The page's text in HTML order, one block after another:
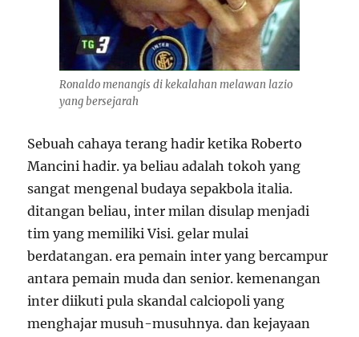
Ronaldo menangis di kekalahan melawan lazio
yang bersejarah
Sebuah cahaya terang hadir ketika Roberto
Mancini hadir. ya beliau adalah tokoh yang
sangat mengenal budaya sepakbola italia.
ditangan beliau, inter milan disulap menjadi
tim yang memiliki Visi. gelar mulai
berdatangan. era pemain inter yang bercampur
antara pemain muda dan senior. kemenangan
inter diikuti pula skandal calciopoli yang
menghajar musuh-musuhnya. dan kejayaan